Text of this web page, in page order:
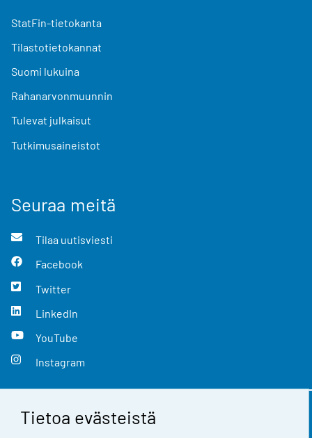
Tietoa evästeistä
StatFin-tietokanta
Tilastotietokannat
Suomi lukuina
Rahanarvonmuunnin
Tulevat julkaisut
Tutkimusaineistot
Seuraa meitä
Tilaa uutisviesti
Facebook
Twitter
LinkedIn
YouTube
Instagram
Yhteystiedot